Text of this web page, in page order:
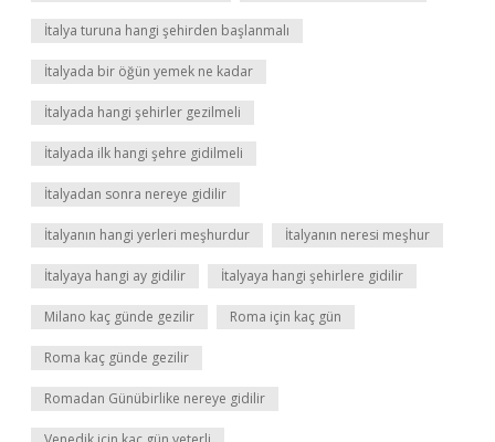
İtalya turuna hangi şehirden başlanmalı
İtalyada bir öğün yemek ne kadar
İtalyada hangi şehirler gezilmeli
İtalyada ilk hangi şehre gidilmeli
İtalyadan sonra nereye gidilir
İtalyanın hangi yerleri meşhurdur İtalyanın neresi meşhur
İtalyaya hangi ay gidilir İtalyaya hangi şehirlere gidilir
Milano kaç günde gezilir Roma için kaç gün
Roma kaç günde gezilir
Romadan Günübirlike nereye gidilir